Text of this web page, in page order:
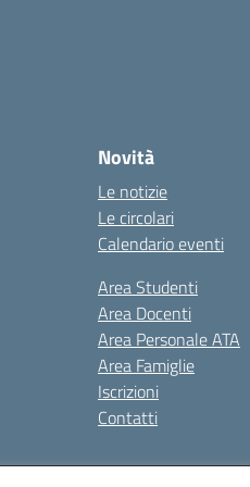
Novità
Le notizie
Le circolari
Calendario eventi
Area Studenti
Area Docenti
Area Personale ATA
Area Famiglie
Iscrizioni
Contatti